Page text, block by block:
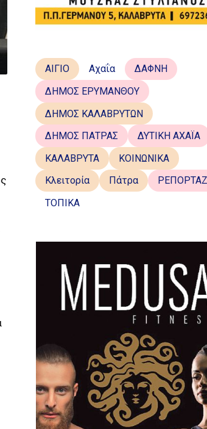
ΑΙΓΙΟ Αχαΐα
ΔΑΦΝΗ
ΔΗΜΟΣ ΕΡΥΜΑΝΘΟΥ
ΔΗΜΟΣ ΚΑΛΑΒΡΥΤΩΝ
ΔΗΜΟΣ ΠΑΤΡΑΣ
ΔΥΤΙΚΗ ΑΧΑΪΑ
ΚΑΛΑΒΡΥΤΑ
ΚΟΙΝΩΝΙΚΑ
Κλειτορία
Πάτρα
ΡΕΠΟΡΤΑΖ
ΤΟΠΙΚΑ